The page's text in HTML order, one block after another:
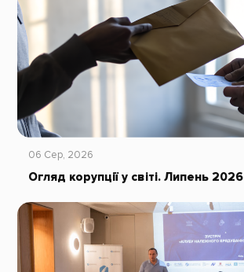
06 Сер, 2026
Огляд корупції у світі. Липень 2026